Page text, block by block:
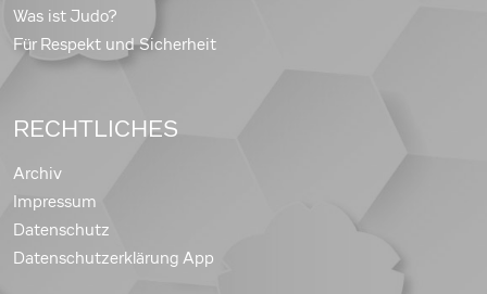
Was ist Judo?
Für Respekt und Sicherheit
RECHTLICHES
Archiv
Impressum
Datenschutz
Datenschutzerklärung App